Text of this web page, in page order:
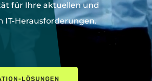
für Ihre aktuellen und
IT-Herausforderungen.
LÖSUNGEN